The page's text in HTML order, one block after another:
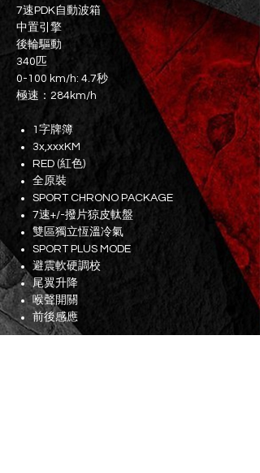
7速PDK自動波箱
中置引擎
後輪驅動
340匹
0-100 km/h: 4.7秒
極速：284km/h
1字牌簿
3x,xxxKM
RED (紅色)
全原裝
SPORT CHRONO PACKAGE
7速+/-撥片猄皮軚盤
雙區獨立恆溫冷氣
SPORT PLUS MODE
避震軟硬調校
尾翼升降
喉聲開關
前後感應